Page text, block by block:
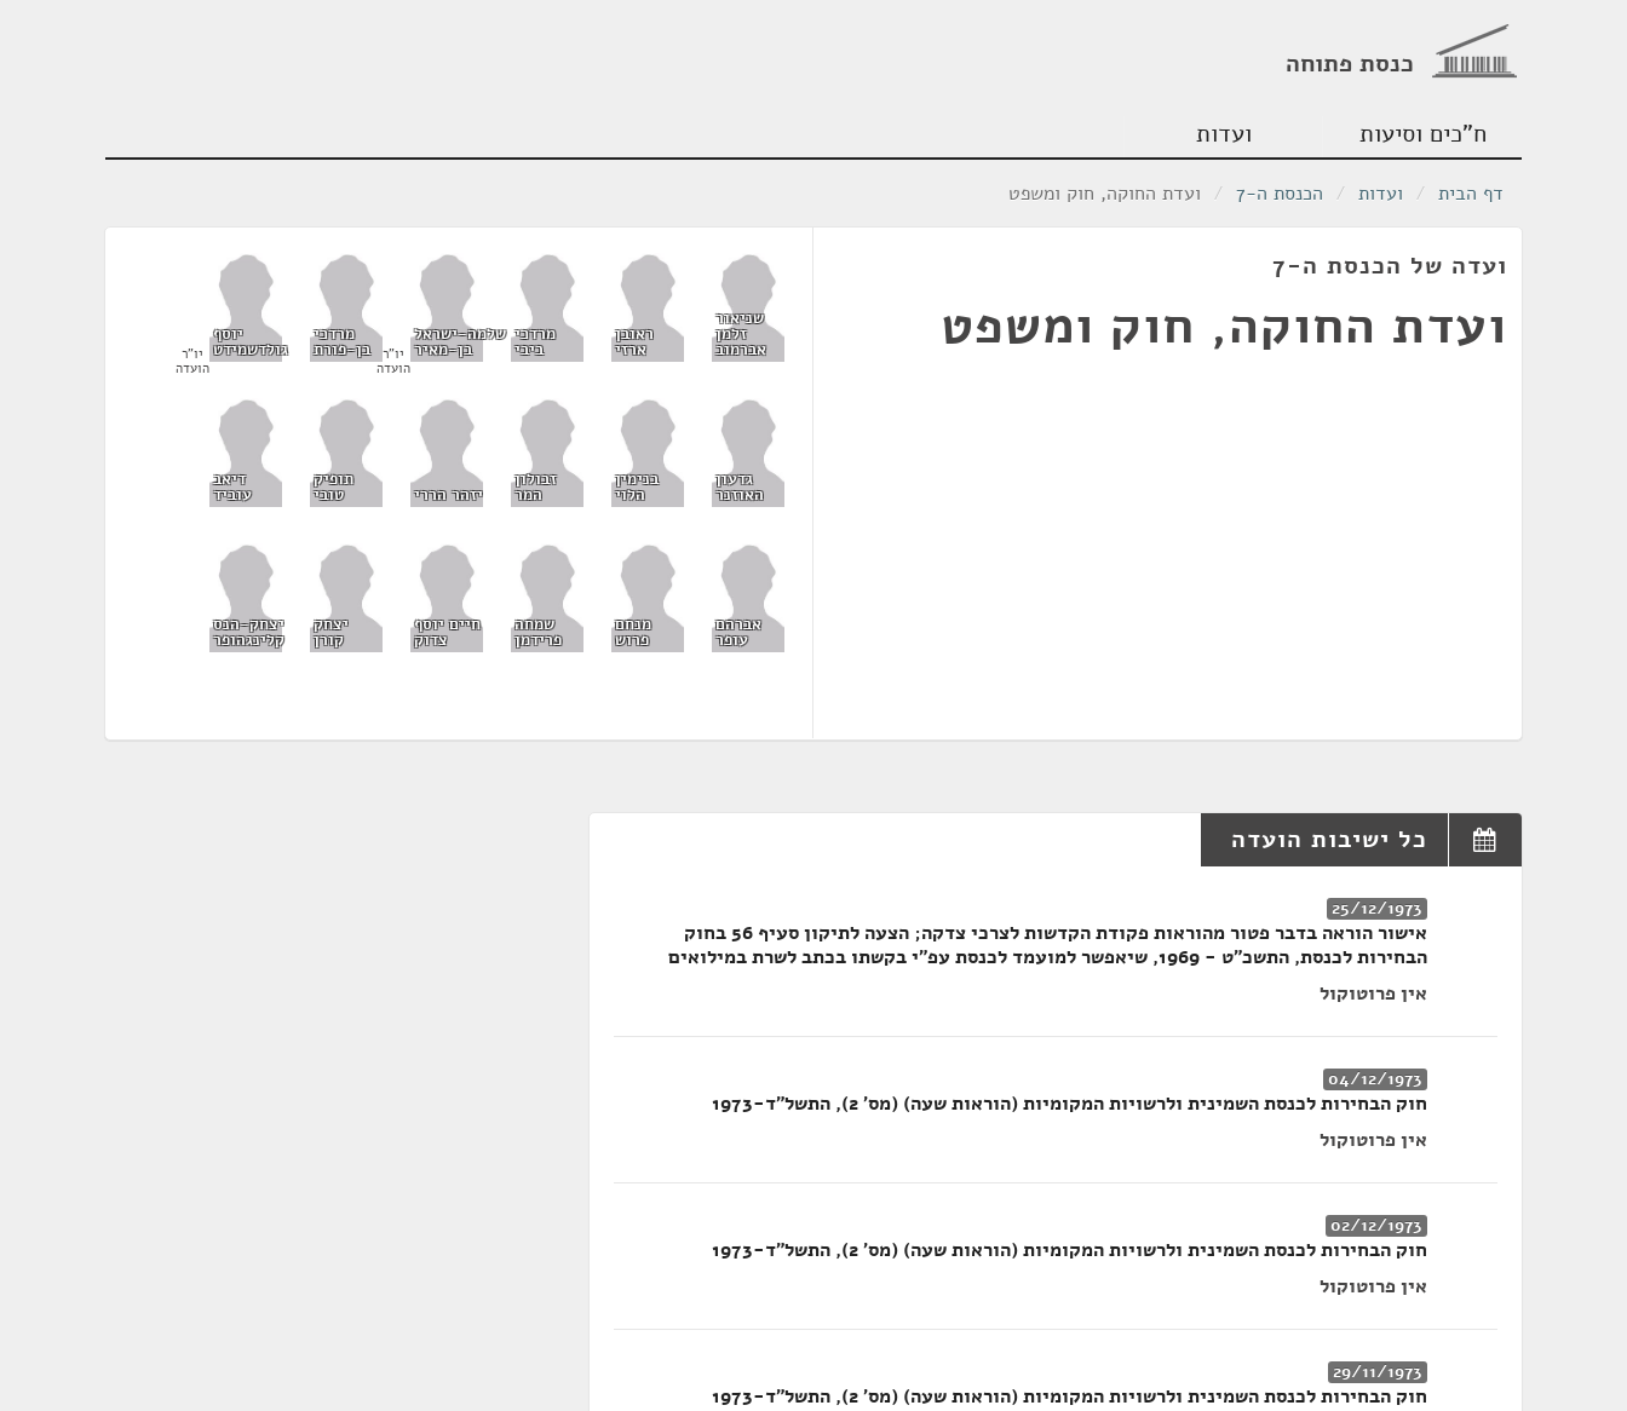
כנסת פתוחה
ח"כים וסיעות ועדות
דף הבית / ועדות / הכנסת ה-7 / ועדת החוקה, חוק ומשפט
ועדה של הכנסת ה-7
ועדת החוקה, חוק ומשפט שניאור
זלמן
אברמוב
ראובן
ארזי
מרדכי
ביבי
שלמה-ישראל
בן-מאיר יו"ר
הועדה
מרדכי
בן-פורת
יוסף
גולדשמידט יו"ר
הועדה
גדעון
האוזנר
בנימין
הלוי
זבולון
המר יזהר הררי
תופיק
טובי
דיאב
עוביד
אברהם
עופר
מנחם
פרוש
שמחה
פרידמן
חיים יוסף
צדוק
יצחק
קורן
יצחק-הנס
קלינגהופר
כל ישיבות הועדה
25/12/1973
אישור הוראה בדבר פטור מהוראות פקודת הקדשות לצרכי צדקה; הצעה לתיקון סעיף 56 בחוק
הבחירות לכנסת, התשכ"ט - 1969, שיאפשר למועמד לכנסת עפ"י בקשתו בכתב לשרת במילואים
אין פרוטוקול
04/12/1973
חוק הבחירות לכנסת השמינית ולרשויות המקומיות (הוראות שעה) (מס' 2), התשל"ד-1973
אין פרוטוקול
02/12/1973
חוק הבחירות לכנסת השמינית ולרשויות המקומיות (הוראות שעה) (מס' 2), התשל"ד-1973
אין פרוטוקול
29/11/1973
חוק הבחירות לכנסת השמינית ולרשויות המקומיות (הוראות שעה) (מס' 2), התשל"ד-1973